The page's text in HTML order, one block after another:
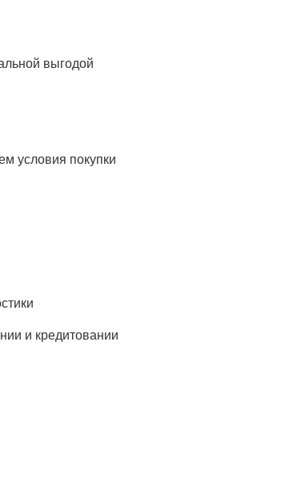
выгодой
условия покупки
и кредитовании